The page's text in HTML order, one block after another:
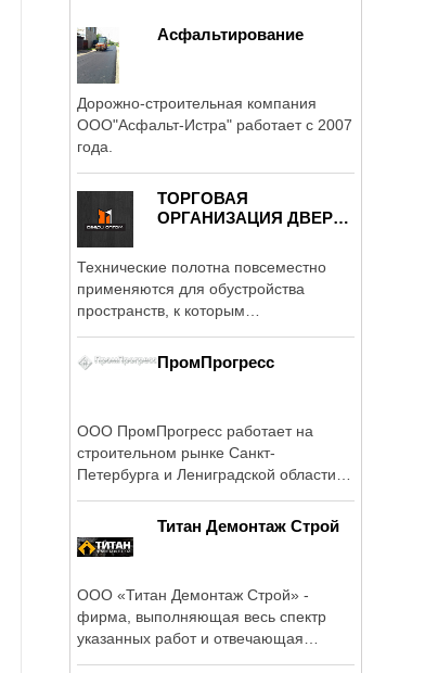
Асфальтирование
Дорожно-строительная компания
ООО"Асфальт-Истра" работает с 2007
года.
ТОРГОВАЯ
ОРГАНИЗАЦИЯ ДВЕРИ
Технические полотна повсеместно
применяются для обустройства
пространств, к которым
ПромПрогресс
ООО ПромПрогресс работает на
строительном рынке Санкт-
Петербурга и Лениградской области с
Титан Демонтаж Строй
ООО «Титан Демонтаж Строй» -
фирма, выполняющая весь спектр
указанных работ и отвечающая